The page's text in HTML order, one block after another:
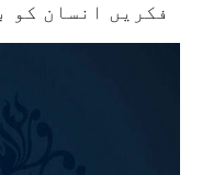
فکریں انسان کو